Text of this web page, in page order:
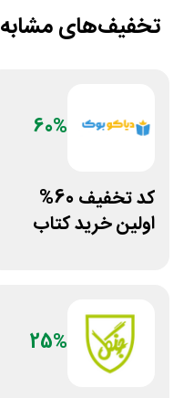
تخفیف‌های مشابه
60%
کد تخفیف 60%
اولین خرید کتاب
25%